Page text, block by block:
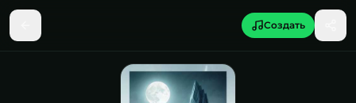
Песня Ночь
Создать